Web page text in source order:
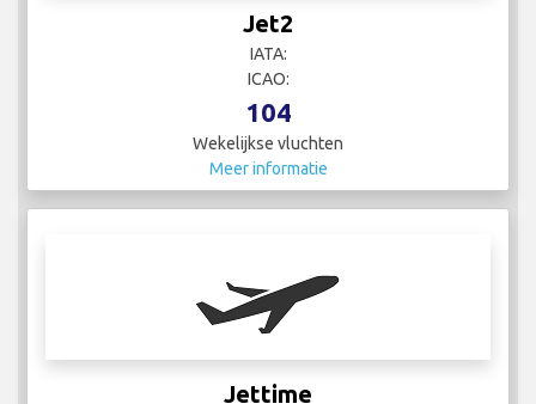
Jet2
IATA:
ICAO:
104
Wekelijkse vluchten
Meer informatie
Jettime